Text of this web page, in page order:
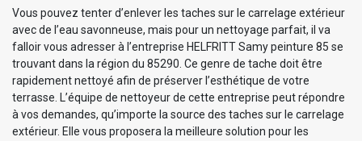
Vous pouvez tenter d’enlever les taches sur le carrelage extérieur
avec de l’eau savonneuse, mais pour un nettoyage parfait, il va
falloir vous adresser à l’entreprise HELFRITT Samy peinture 85 se
trouvant dans la région du 85290. Ce genre de tache doit être
rapidement nettoyé afin de préserver l’esthétique de votre
terrasse. L’équipe de nettoyeur de cette entreprise peut répondre
à vos demandes, qu’importe la source des taches sur le carrelage
extérieur. Elle vous proposera la meilleure solution pour les